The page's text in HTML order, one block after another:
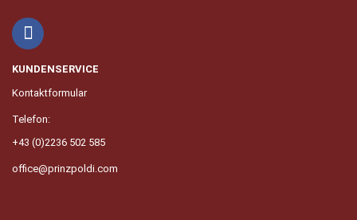
KUNDENSERVICE
Kontaktformular
Telefon:
+43 (0)2236 502 585
office@prinzpoldi.com